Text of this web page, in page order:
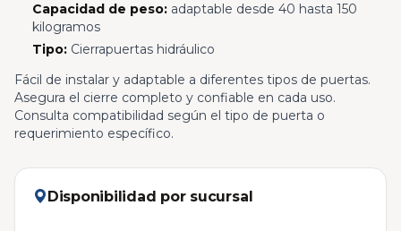
Capacidad de peso:adaptable desde 40 hasta 150
kilogramos
Tipo:Cierrapuertas hidráulico
Fácil de instalar y adaptable a diferentes tipos de puertas.
Asegura el cierre completo y confiable en cada uso.
Consulta compatibilidad según el tipo de puerta o
requerimiento específico.
Disponibilidad por sucursal